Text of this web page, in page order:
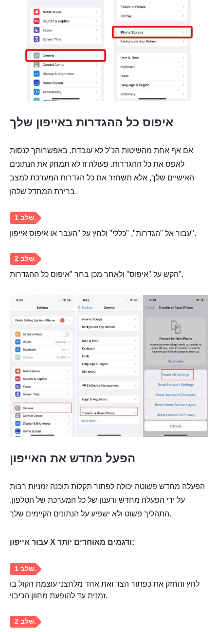
שלב 1.
איפוס כל ההגדרות באייפון שלך
אם אף אחת מהשיטות הנ"ל לא עובדת, באפשרותך לנסות
לאפס את כל ההגדרות. פעולה זו לא תמחק את הנתונים
האישיים שלך, אלא תשחזר את כל הגדרות המערכת למצב
ברירת המחדל שלהן.
עבור אל "הגדרות", "כללי" ולחץ על "העבר או איפוס אייפון".
הקש על "איפוס" ולאחר מכן בחר "איפוס כל ההגדרות".
הפעל מחדש את האייפון
הפעלה מחדש פשוטה יכולה לפתור תקלות תוכנה זמניות רבות
על ידי הפעלה מחדש ורענון של כל המערכת של הטלפון.
התהליך פשוט ולא ישפיע על הנתונים הקיימים שלך.
עבור אייפון X ודגמים מאוחרים יותר:
לחץ והחזק את כפתור הצד ואת אחד מלחצני עוצמת הקול בו
זמנית עד להופעת מחוון הכיבוי.